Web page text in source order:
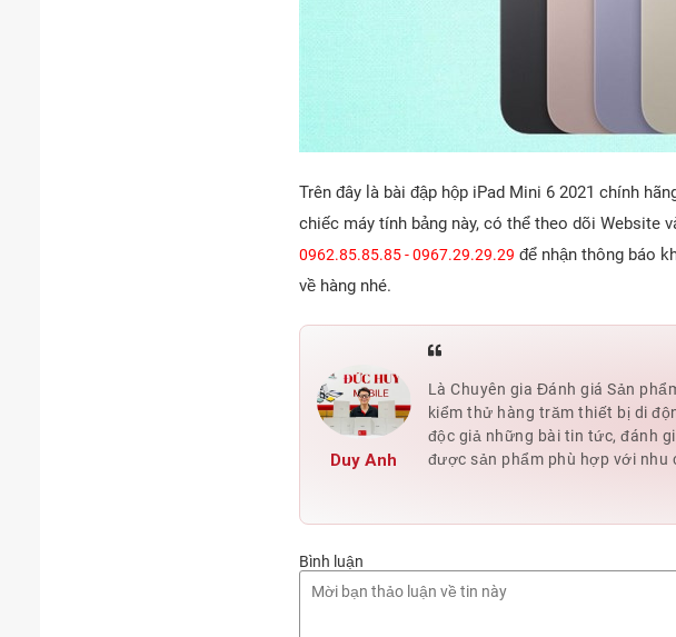
Trên đây là bài đập hộp iPad Mini 6 2021 chính
chiếc máy tính bảng này, có thể theo dõi Website
0962.85.85.85 - 0967.29.29.29 để nhận thông báo
về hàng nhé.
Duy Anh
Là Chuyên gia Đánh giá Sản
kiểm thử hàng trăm thiết bị di
độc giả những bài tin tức, đánh
được sản phẩm phù hợp với nhu
Bình luận